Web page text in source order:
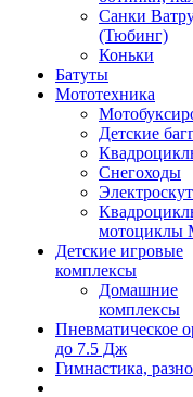
Санки
(Тюбинг)
Коньки
Батуты
Мототехника
Детские
Снегоходы
мотоциклы
Детские игровые
комплексы
Домашние
комплексы
Пневматическое
до 7.5 Дж
Гимнастика,